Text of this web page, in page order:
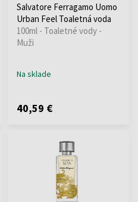
Salvatore Ferragamo Uomo
Urban Feel Toaletná voda
100ml - Toaletné vody -
Muži
Na sklade
40,59 €